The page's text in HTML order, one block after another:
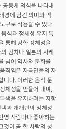
공동체 의식을 나타내
경에 담긴 의미와 맥
구로 작용할 수 있다
식과 정체성 유지 특
통해 강한 정체성을
김치나 일본의 사케
넘어 역사와 문화를
직임은 자국민들의 자
니다. 이러한 음식 문
체성을 만들어 내며,
색을 유지하려는 저항
과 개개인의 정체성
영 사람마다 좋아하는
것이 곧 한 사람의 성